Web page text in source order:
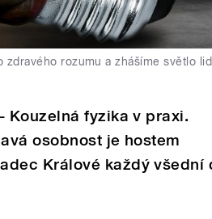
rozumu a zhášíme světlo
Kouzelná fyzika v praxi.
osobnost je hostem
Králové každý všední